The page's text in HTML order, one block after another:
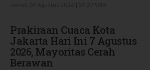
Prakiraan Cuaca Kota
Jakarta Hari Ini 7 Agustus
2026, Mayoritas Cerah
Berawan